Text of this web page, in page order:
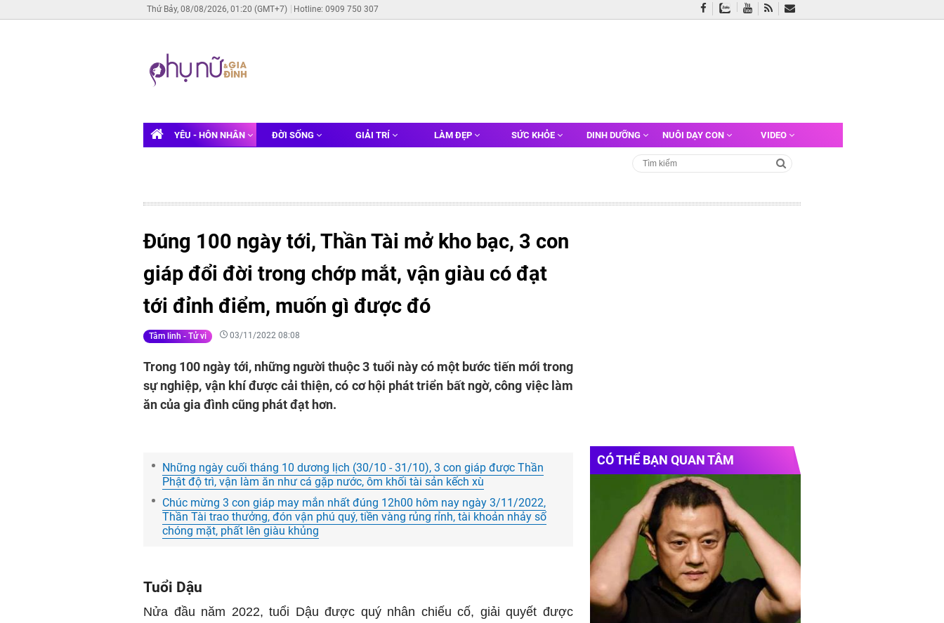
Thứ Bảy, 08/08/2026, 01:20 (GMT+7) Hotline: 0909 750 307
YÊU - HÔN NHÂN ĐỜI SỐNG GIẢI TRÍ LÀM ĐẸP SỨC KHỎE DINH DƯỠNG NUÔI DẠY CON VIDEO
Đúng 100 ngày tới, Thần Tài mở kho bạc, 3 con
giáp đổi đời trong chớp mắt, vận giàu có đạt
tới đỉnh điểm, muốn gì được đó
Tâm linh - Tử vi 03/11/2022 08:08
Trong 100 ngày tới, những người thuộc 3 tuổi này có một bước tiến mới trong
sự nghiệp, vận khí được cải thiện, có cơ hội phát triển bất ngờ, công việc làm
ăn của gia đình cũng phát đạt hơn.
Những ngày cuối tháng 10 dương lịch (30/10 - 31/10), 3 con giáp được Thần
Phật độ trì, vận làm ăn như cá gặp nước, ôm khối tài sản kếch xù
Chúc mừng 3 con giáp may mắn nhất đúng 12h00 hôm nay ngày 3/11/2022,
Thần Tài trao thưởng, đón vận phú quý, tiền vàng rủng rỉnh, tài khoản nhảy số
chóng mặt, phất lên giàu khủng
Tuổi Dậu
Nửa đầu năm 2022, tuổi Dậu được quý nhân chiếu cố, giải quyết được
CÓ THỂ BẠN QUAN TÂM